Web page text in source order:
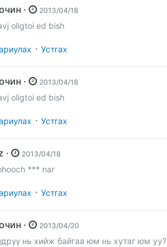
Зочин · 2013/04/18
oligtoi ed bish
· Устгах
Зочин · 2013/04/18
oligtoi ed bish
· Устгах
sz · 2013/04/18
*** nar
· Устгах
Зочин · 2013/04/20
нь хийж байгаа юм нь хутаг юм уу?